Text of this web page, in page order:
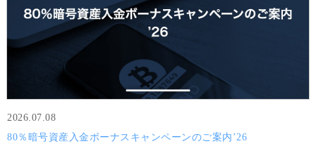
2026.07.08
80％暗号資産入金ボーナスキャンペーンのご案内’26